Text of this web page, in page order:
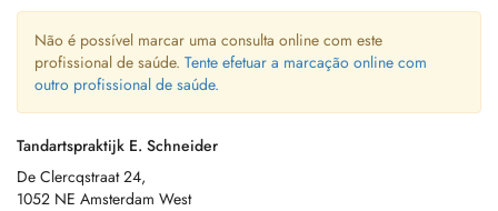
Não é possível marcar uma consulta online com este
profissional de saúde. Tente efetuar a marcação online com
outro profissional de saúde.
Tandartspraktijk E. Schneider
De Clercqstraat 24,
1052 NE Amsterdam West